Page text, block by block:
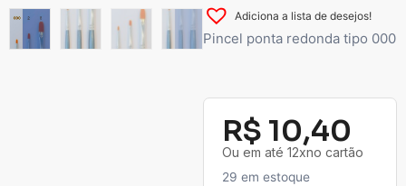
Adiciona a lista de desejos!
Pincel ponta redonda tipo 000
R$ 10,40
Ou em até 12xno cartão
29 em estoque